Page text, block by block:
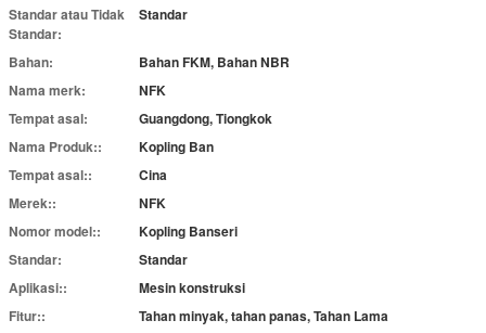
Standar atau Tidak
Standar:
Standar
Bahan:
Bahan FKM, Bahan NBR
Nama merk:
NFK
Tempat asal:
Guangdong, Tiongkok
Nama Produk::
Kopling Ban
Tempat asal::
Cina
Merek::
NFK
Nomor model::
Kopling Banseri
Standar:
Standar
Aplikasi::
Mesin konstruksi
Fitur::
Tahan minyak, tahan panas, Tahan Lama